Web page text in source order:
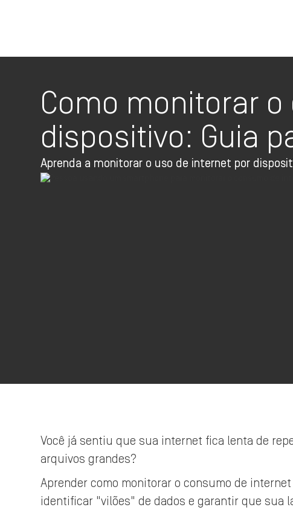
Como monitorar
dispositivo: Guia
Aprenda a monitorar o uso de internet por
Você já sentiu que sua internet fica lenta de
arquivos grandes?
Aprender como monitorar o consumo de
identificar "vilões" de dados e garantir que sua